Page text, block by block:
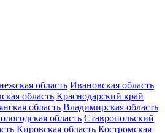
область Ивановская область
область Краснодарский край
область Владимирская область
область Ставропольский
Кировская область Костромская